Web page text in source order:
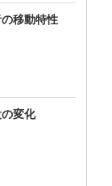
移動特性
変化